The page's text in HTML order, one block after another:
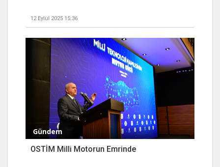
12 Eylül 2025 15:36
Gündem
OSTİM Milli Motorun Emrinde